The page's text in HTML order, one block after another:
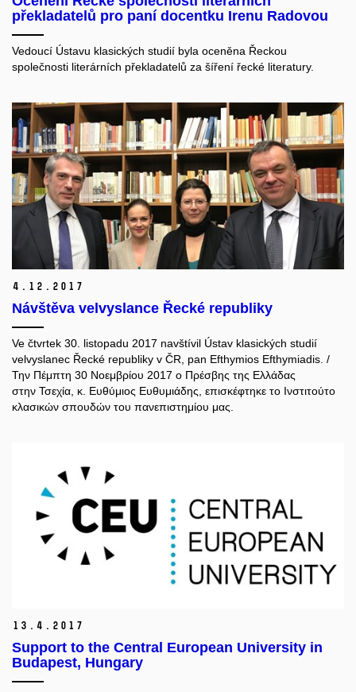
překladatelů pro paní docentku Irenu Radovou
Vedoucí Ústavu klasických studií byla oceněna Řeckou
společnosti literárních překladatelů za šíření řecké literatury.
4. 12. 2017
Návštěva velvyslance Řecké republiky
Ve čtvrtek 30. listopadu 2017 navštívil Ústav klasických studií
velvyslanec Řecké republiky v ČR, pan Efthymios Efthymiadis. /
Την Πέμπτη 30 Νοεμβρίου 2017 ο Πρέσβης της Ελλάδας
στην Τσεχία, κ. Ευθύμιος Ευθυμιάδης, επισκέφτηκε το Ινστιτούτο
κλασικών σπουδών του πανεπιστημίου μας.
13. 4. 2017
Support to the Central European University in
Budapest, Hungary